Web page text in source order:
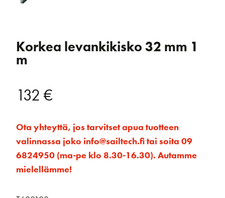
Korkea levankikisko 32 mm 1
m
132 €
Ota yhteyttä, jos tarvitset apua tuotteen
valinnassa joko info@sailtech.fi tai soita 09
6824950 (ma-pe klo 8.30-16.30). Autamme
mielellämme!